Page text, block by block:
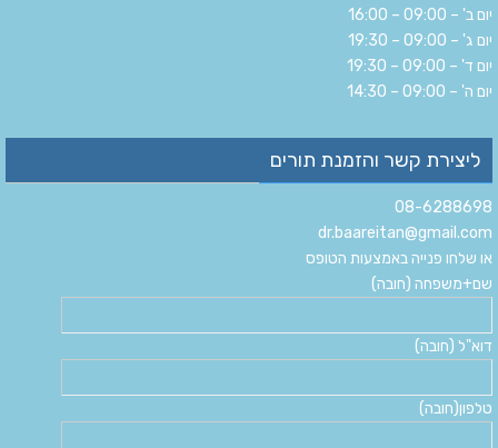
יום ב' – 09:00 – 16:00
יום ג' – 09:00 – 19:30
יום ד' – 09:00 – 19:30
יום ה' – 09:00 – 14:30
ליצירת קשר והזמנת תורים
08-6288698
dr.baareitan@gmail.com
או שלחו פנייה באמצעות הטופס
שם+משפחה (חובה)
דוא"ל (חובה)
טלפון(חובה)